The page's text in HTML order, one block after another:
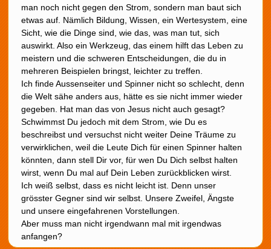
man noch nicht gegen den Strom, sondern man baut sich
etwas auf. Nämlich Bildung, Wissen, ein Wertesystem, eine
Sicht, wie die Dinge sind, wie das, was man tut, sich
auswirkt. Also ein Werkzeug, das einem hilft das Leben zu
meistern und die schweren Entscheidungen, die du in
mehreren Beispielen bringst, leichter zu treffen.
Ich finde Aussenseiter und Spinner nicht so schlecht, denn
die Welt sähe anders aus, hätte es sie nicht immer wieder
gegeben. Hat man das von Jesus nicht auch gesagt?
Schwimmst Du jedoch mit dem Strom, wie Du es
beschreibst und versuchst nicht weiter Deine Träume zu
verwirklichen, weil die Leute Dich für einen Spinner halten
könnten, dann stell Dir vor, für wen Du Dich selbst halten
wirst, wenn Du mal auf Dein Leben zurückblicken wirst.
Ich weiß selbst, dass es nicht leicht ist. Denn unser
grösster Gegner sind wir selbst. Unsere Zweifel, Ängste
und unsere eingefahrenen Vorstellungen.
Aber muss man nicht irgendwann mal mit irgendwas
anfangen?